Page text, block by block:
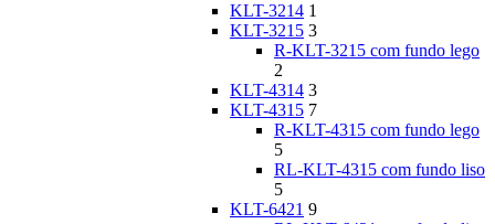
KLT-3214 1
KLT-3215 3
R-KLT-3215 com fundo lego
2
KLT-4314 3
KLT-4315 7
R-KLT-4315 com fundo lego
5
RL-KLT-4315 com fundo liso
5
KLT-6421 9